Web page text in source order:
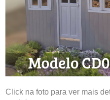
Click na foto para ver mais